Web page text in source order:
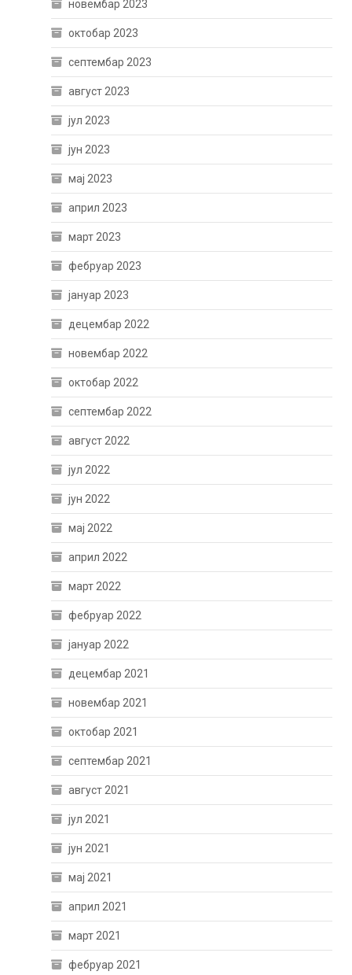
новембар 2023
октобар 2023
септембар 2023
август 2023
јул 2023
јун 2023
мај 2023
април 2023
март 2023
фебруар 2023
јануар 2023
децембар 2022
новембар 2022
октобар 2022
септембар 2022
август 2022
јул 2022
јун 2022
мај 2022
април 2022
март 2022
фебруар 2022
јануар 2022
децембар 2021
новембар 2021
октобар 2021
септембар 2021
август 2021
јул 2021
јун 2021
мај 2021
април 2021
март 2021
фебруар 2021